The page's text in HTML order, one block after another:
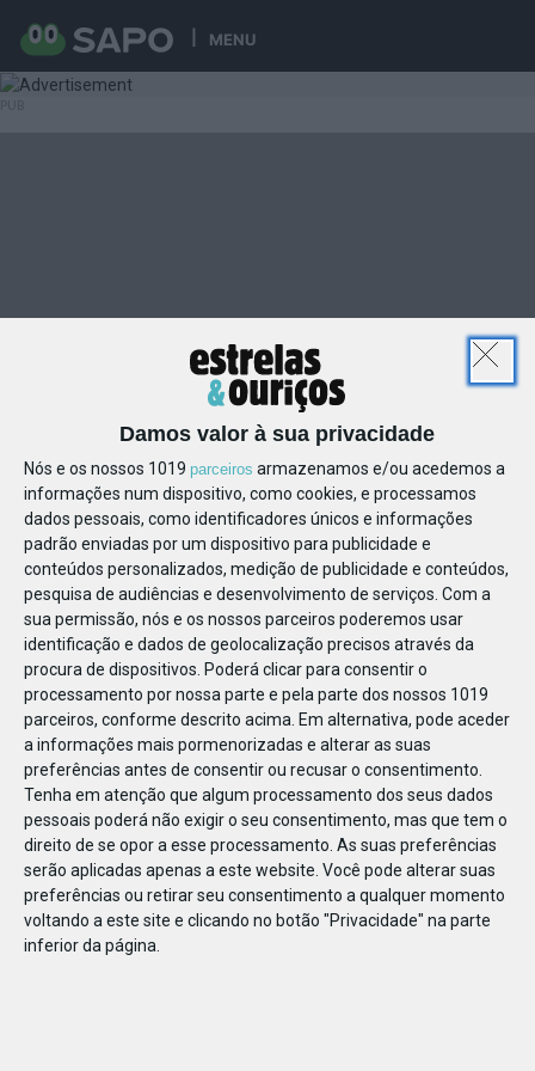
MENU
Damos valor à sua privacidade
Nós e os nossos 1019 parceiros armazenamos e/ou acedemos a
informações num dispositivo, como cookies, e processamos
dados pessoais, como identificadores únicos e informações
padrão enviadas por um dispositivo para publicidade e
conteúdos personalizados, medição de publicidade e conteúdos,
pesquisa de audiências e desenvolvimento de serviços. Com a
sua permissão, nós e os nossos parceiros poderemos usar
identificação e dados de geolocalização precisos através da
procura de dispositivos. Poderá clicar para consentir o
processamento por nossa parte e pela parte dos nossos 1019
parceiros, conforme descrito acima. Em alternativa, pode aceder
a informações mais pormenorizadas e alterar as suas
preferências antes de consentir ou recusar o consentimento.
Tenha em atenção que algum processamento dos seus dados
pessoais poderá não exigir o seu consentimento, mas que tem o
direito de se opor a esse processamento. As suas preferências
serão aplicadas apenas a este website. Você pode alterar suas
preferências ou retirar seu consentimento a qualquer momento
voltando a este site e clicando no botão "Privacidade" na parte
inferior da página.
2399289597558